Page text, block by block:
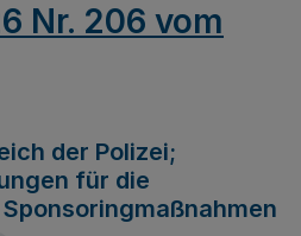
Nr. 206 vom
der Polizei;
für die